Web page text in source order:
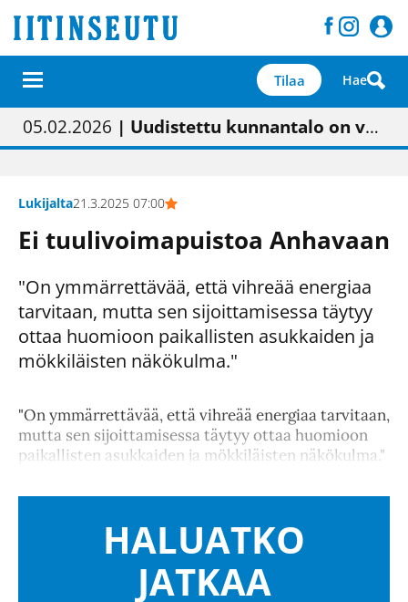
Tilaa Hae
01.02.2026 | Painon vaihtumisen pitäisi näkyä hieman parempana painojäljen laatuna lehdessä
05.02.2026 | Uudistettu kunnantalo on valoisa
23.04.2026 | “Olemme käynnistämässä uudelleen keskustavisiotyön”
09.05.2026| "Maalla on totuttu elämään omavaraisemmin kuin kaupungissa"
Lukijalta21.3.2025 07:00
Ei tuulivoimapuistoa Anhavaan
"On ymmärrettävää, että vihreää energiaa
tarvitaan, mutta sen sijoittamisessa täytyy
ottaa huomioon paikallisten asukkaiden ja
mökkiläisten näkökulma."
"On ymmärrettävää, että vihreää energiaa tarvitaan,
mutta sen sijoittamisessa täytyy ottaa huomioon
paikallisten asukkaiden ja mökkiläisten näkökulma."
HALUATKO
JATKAA